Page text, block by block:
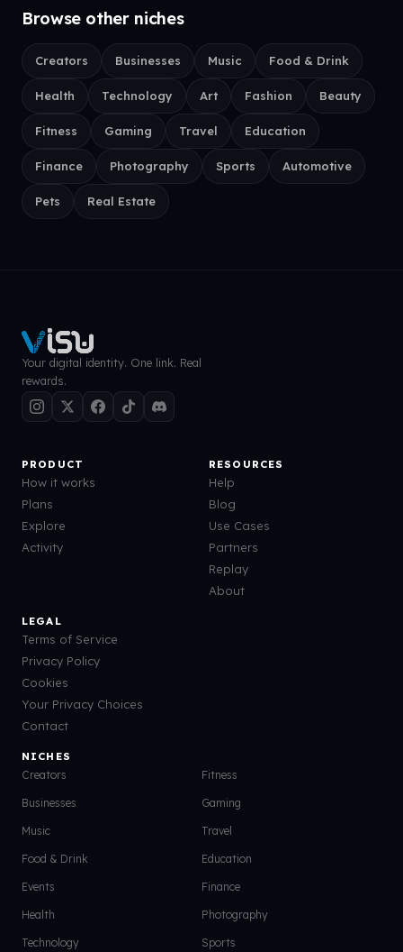
Browse other niches
Creators Businesses Music Food & Drink
Health Technology Art Fashion Beauty
Fitness Gaming Travel Education
Finance Photography Sports Automotive
Pets Real Estate
Your digital identity. One link. Real
rewards.
PRODUCT
How it works
Plans
Explore
Activity
RESOURCES
Help
Blog
Use Cases
Partners
Replay
About
LEGAL
Terms of Service
Privacy Policy
Cookies
Your Privacy Choices
Contact
NICHES
Creators
Businesses
Music
Food & Drink
Events
Health
Technology
Fitness
Gaming
Travel
Education
Finance
Photography
Sports